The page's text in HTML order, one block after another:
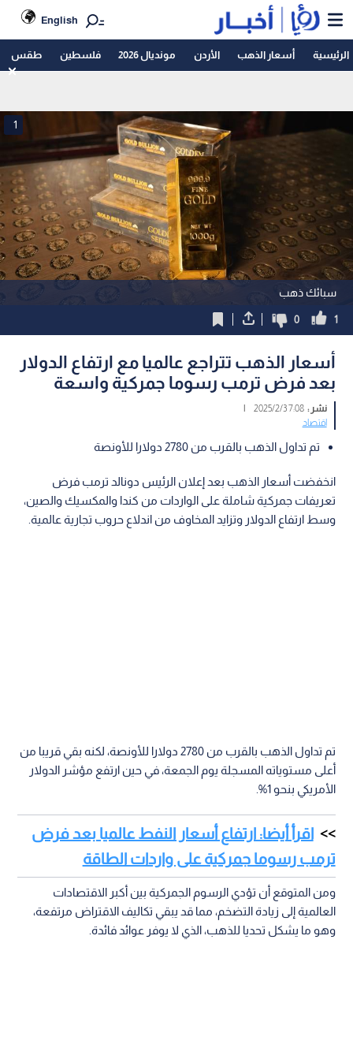
English
الرئيسية أسعار الذهب الأردن مونديال 2026 فلسطين طقس
سبائك ذهب
1
1
0
أسعار الذهب تتراجع عالميا مع ارتفاع الدولار
بعد فرض ترمب رسوما جمركية واسعة
نشر :7:08 2025/2/3
|
اقتصاد
تم تداول الذهب بالقرب من 2780 دولارا للأونصة
انخفضت أسعار الذهب بعد إعلان الرئيس دونالد ترمب فرض
تعريفات جمركية شاملة على الواردات من كندا والمكسيك والصين،
وسط ارتفاع الدولار وتزايد المخاوف من اندلاع حروب تجارية عالمية.
تم تداول الذهب بالقرب من 2780 دولارا للأونصة، لكنه بقي قريبا من
أعلى مستوياته المسجلة يوم الجمعة، في حين ارتفع مؤشر الدولار
الأمريكي بنحو 1%.
اقرأ أيضا: ارتفاع أسعار النفط عالميا بعد فرض
ترمب رسوما جمركية على واردات الطاقة
ومن المتوقع أن تؤدي الرسوم الجمركية بين أكبر الاقتصادات
العالمية إلى زيادة التضخم، مما قد يبقي تكاليف الاقتراض مرتفعة،
وهو ما يشكل تحديا للذهب، الذي لا يوفر عوائد فائدة.